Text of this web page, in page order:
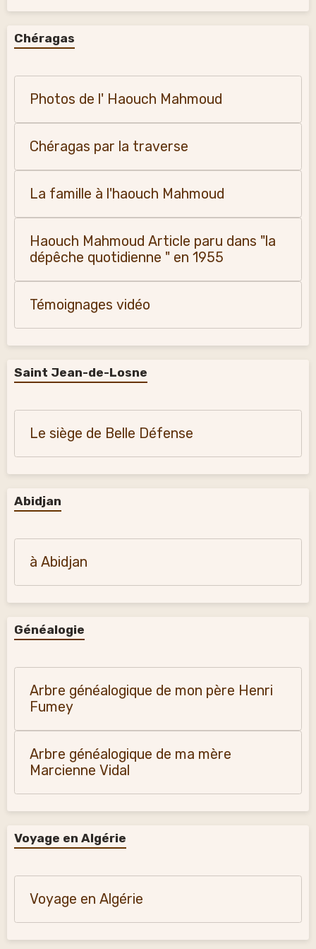
Chéragas
Photos de l' Haouch Mahmoud
Chéragas par la traverse
La famille à l'haouch Mahmoud
Haouch Mahmoud Article paru dans "la
dépêche quotidienne " en 1955
Témoignages vidéo
Saint Jean-de-Losne
Le siège de Belle Défense
Abidjan
à Abidjan
Généalogie
Arbre généalogique de mon père Henri
Fumey
Arbre généalogique de ma mère
Marcienne Vidal
Voyage en Algérie
Voyage en Algérie